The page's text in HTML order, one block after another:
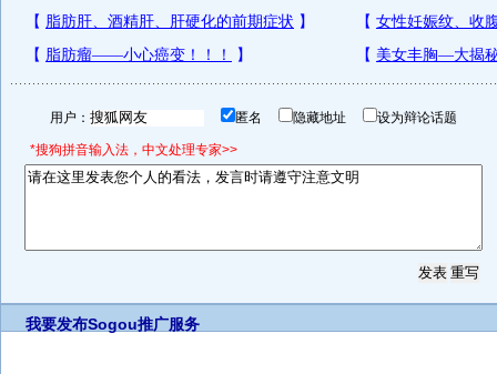
用户： 匿名 隐藏地址 设为辩论话题
*搜狗拼音输入法，中文处理专家>>
我要发布Sogou推广服务